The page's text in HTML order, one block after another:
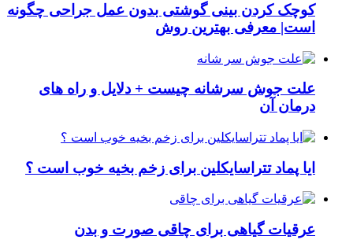
کوچک کردن بینی گوشتی بدون عمل جراحی چگونه
است| معرفی بهترین روش
علت جوش سرشانه چیست + دلایل و راه های
درمان آن
ایا پماد تتراسایکلین برای زخم بخیه خوب است ؟
عرقیات گیاهی برای چاقی صورت و بدن